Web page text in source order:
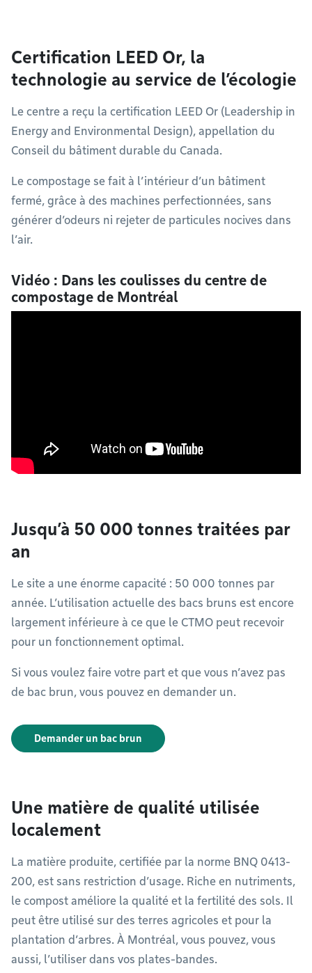
Certification LEED Or, la
technologie au service de l’écologie
Le centre a reçu la certification LEED Or (Leadership in
Energy and Environmental Design), appellation du
Conseil du bâtiment durable du Canada.
Le compostage se fait à l’intérieur d’un bâtiment
fermé, grâce à des machines perfectionnées, sans
générer d’odeurs ni rejeter de particules nocives dans
l’air.
Vidéo : Dans les coulisses du centre de
compostage de Montréal
Jusqu’à 50 000 tonnes traitées par
an
Le site a une énorme capacité : 50 000 tonnes par
année. L’utilisation actuelle des bacs bruns est encore
largement inférieure à ce que le CTMO peut recevoir
pour un fonctionnement optimal.
Si vous voulez faire votre part et que vous n’avez pas
de bac brun, vous pouvez en demander un.
Demander un bac brun
Une matière de qualité utilisée
localement
La matière produite, certifiée par la norme BNQ 0413-
200, est sans restriction d’usage. Riche en nutriments,
le compost améliore la qualité et la fertilité des sols. Il
peut être utilisé sur des terres agricoles et pour la
plantation d’arbres. À Montréal, vous pouvez, vous
aussi, l’utiliser dans vos plates-bandes.